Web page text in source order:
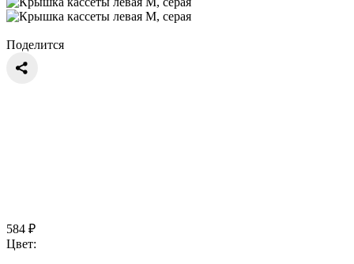
Поделится
584 ₽
Цвет: